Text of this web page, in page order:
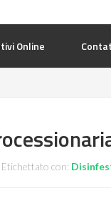
Online
Etichettato con: